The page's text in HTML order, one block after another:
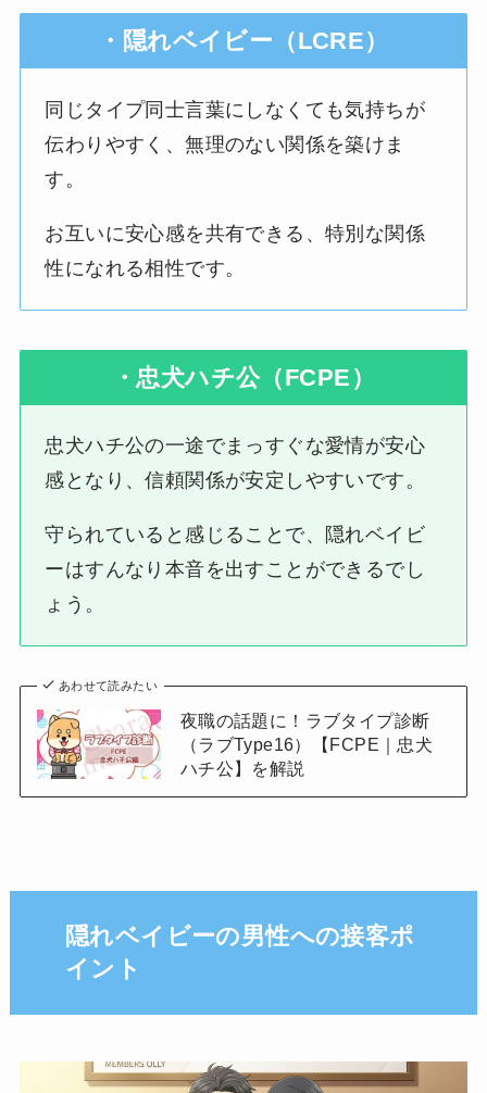
・隠れベイビー（LCRE）
同じタイプ同士言葉にしなくても気持ちが
伝わりやすく、無理のない関係を築けま
す。
お互いに安心感を共有できる、特別な関係
性になれる相性です。
・忠犬ハチ公（FCPE）
忠犬ハチ公の一途でまっすぐな愛情が安心
感となり、信頼関係が安定しやすいです。
守られていると感じることで、隠れベイビ
ーはすんなり本音を出すことができるでし
ょう。
あわせて読みたい
夜職の話題に！ラブタイプ診断
（ラブType16）【FCPE｜忠犬
ハチ公】を解説
隠れベイビーの男性への接客ポ
イント